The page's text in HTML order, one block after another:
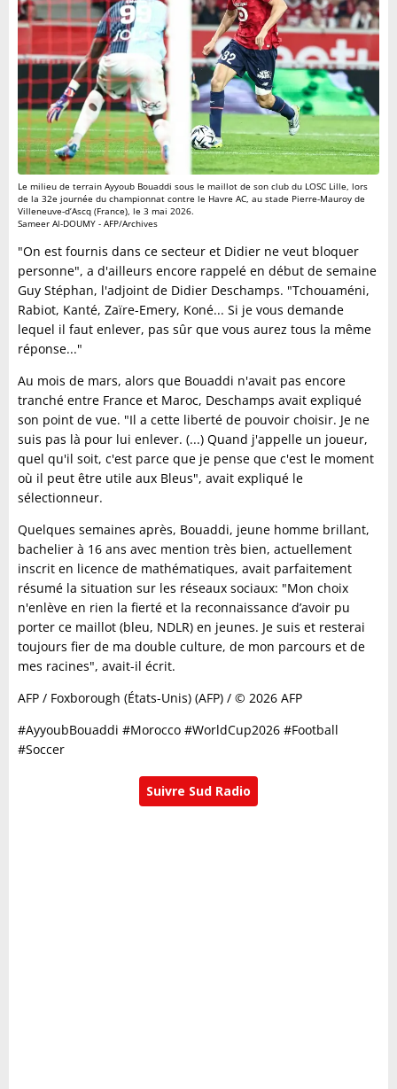
Le milieu de terrain Ayyoub Bouaddi sous le maillot de son club du LOSC Lille, lors
de la 32e journée du championnat contre le Havre AC, au stade Pierre-Mauroy de
Villeneuve-d’Ascq (France), le 3 mai 2026.
Sameer Al-DOUMY - AFP/Archives
"On est fournis dans ce secteur et Didier ne veut bloquer
personne", a d'ailleurs encore rappelé en début de semaine
Guy Stéphan, l'adjoint de Didier Deschamps. "Tchouaméni,
Rabiot, Kanté, Zaïre-Emery, Koné... Si je vous demande
lequel il faut enlever, pas sûr que vous aurez tous la même
réponse..."
Au mois de mars, alors que Bouaddi n'avait pas encore
tranché entre France et Maroc, Deschamps avait expliqué
son point de vue. "Il a cette liberté de pouvoir choisir. Je ne
suis pas là pour lui enlever. (...) Quand j'appelle un joueur,
quel qu'il soit, c'est parce que je pense que c'est le moment
où il peut être utile aux Bleus", avait expliqué le
sélectionneur.
Quelques semaines après, Bouaddi, jeune homme brillant,
bachelier à 16 ans avec mention très bien, actuellement
inscrit en licence de mathématiques, avait parfaitement
résumé la situation sur les réseaux sociaux: "Mon choix
n'enlève en rien la fierté et la reconnaissance d’avoir pu
porter ce maillot (bleu, NDLR) en jeunes. Je suis et resterai
toujours fier de ma double culture, de mon parcours et de
mes racines", avait-il écrit.
AFP / Foxborough (États-Unis) (AFP) / © 2026 AFP
#AyyoubBouaddi #Morocco #WorldCup2026 #Football
#Soccer
Suivre Sud Radio